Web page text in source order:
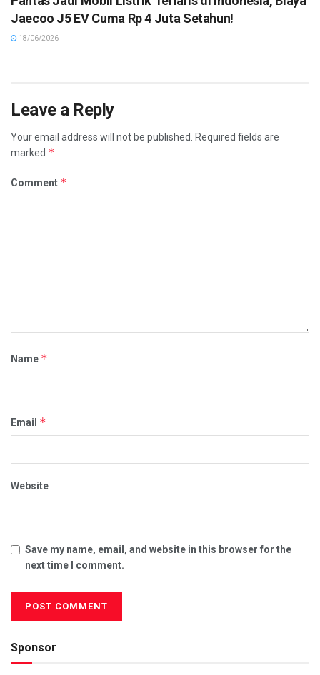
Jaecoo J5 EV Cuma Rp 4 Juta Setahun!
18/06/2026
Leave a Reply
Your email address will not be published.
Required fields are
marked *
Comment *
Name *
Email *
Website
Save my name, email, and website in this browser for the
next time I comment.
Sponsor